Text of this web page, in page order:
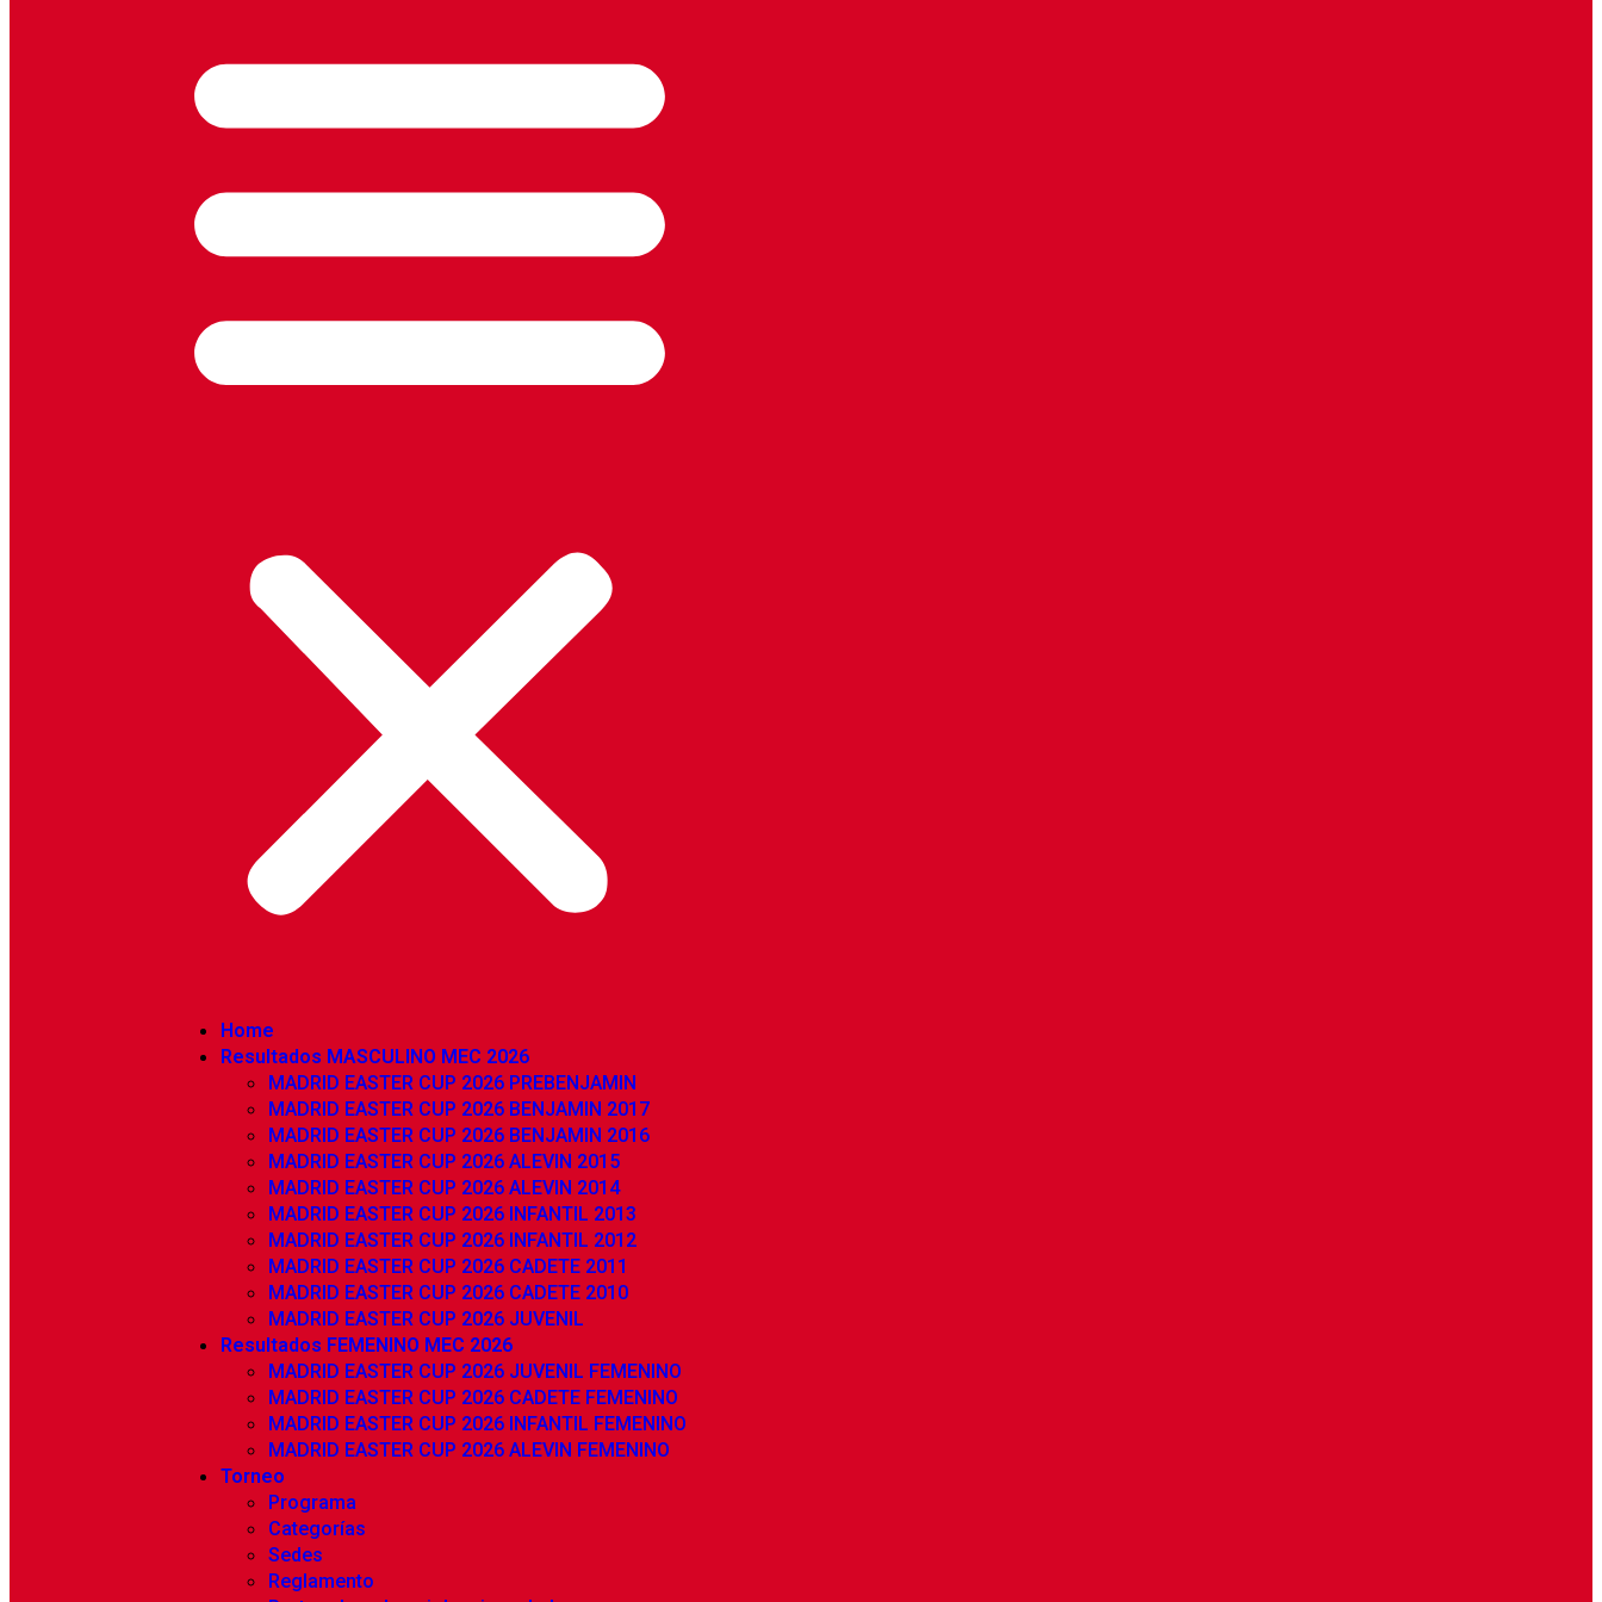
Home
Resultados MASCULINO MEC 2026
MADRID EASTER CUP 2026 PREBENJAMIN
MADRID EASTER CUP 2026 BENJAMIN 2017
MADRID EASTER CUP 2026 BENJAMIN 2016
MADRID EASTER CUP 2026 ALEVIN 2015
MADRID EASTER CUP 2026 ALEVIN 2014
MADRID EASTER CUP 2026 INFANTIL 2013
MADRID EASTER CUP 2026 INFANTIL 2012
MADRID EASTER CUP 2026 CADETE 2011
MADRID EASTER CUP 2026 CADETE 2010
MADRID EASTER CUP 2026 JUVENIL
Resultados FEMENINO MEC 2026
MADRID EASTER CUP 2026 JUVENIL FEMENINO
MADRID EASTER CUP 2026 CADETE FEMENINO
MADRID EASTER CUP 2026 INFANTIL FEMENINO
MADRID EASTER CUP 2026 ALEVIN FEMENINO
Torneo
Programa
Categorías
Sedes
Reglamento